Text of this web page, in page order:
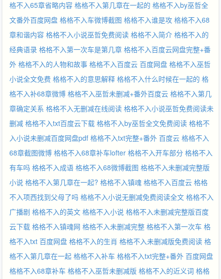
格不入65章省略内容 格格不入第几章在一起的 格格不入by巫哲全
文番外百度网盘 格格不入车微博截图 格格不入谁是攻 格格不入68
章和谐内容 格格不入小说巫哲免费阅读 格格不入简介 格格不入的
经典语录 格格不入第一次车是第几章 格格不入百度云网盘完整+番
外 格格不入的人物和故事 格格不入百度云 百度网盘 格格不入巫哲
小说全文免费 格格不入的意思解释 格格不入什么时候在一起的 格
格不入补68章微博 格格不入巫哲未删减+番外百度云 格格不入第几
章确定关系 格格不入无删减在线阅读 格格不入小说巫哲免费阅读未
删减 格格不入txt百度云下载 格格不入by巫哲全文免费阅读 格格不
入小说未删减百度网盘pdf 格格不入txt完整+番外 百度云 格格不入
68章截图微博 格格不入68章补车lofter 格格不入开车部分 格格不入
有车吗 格格不入成语 格格不入68微博截图 格格不入未删减完整版
小说 格格不入第几章在一起? 格格不入镇魂 格格不入百度云 格格
不入项西找到父母了吗 格格不入小说无删减免费阅读全文 格格不入
广播剧 格格不入的英文 格格不入小说 格格不入未删减完整版百度
云下载 格格不入镇魂网 格格不入未删减完整 格格不入第一次车 格
格不入txt 百度网盘 格格不入的生肖 格格不入未删减版免费阅读 格
格不入第几章在一起 格格不入补车 格格不入txt完整+番外 百度网盘
格格不入68章补车 格格不入巫哲未删减版 格格不入的近义词 格格